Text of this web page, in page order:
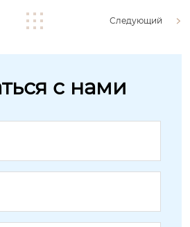
Следующий
с нами